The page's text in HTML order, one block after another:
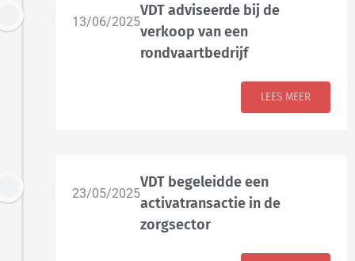
13/06/2025
VDT adviseerde bij de
verkoop van een
rondvaartbedrijf
LEES MEER
23/05/2025
VDT begeleidde een
activatransactie in de
zorgsector